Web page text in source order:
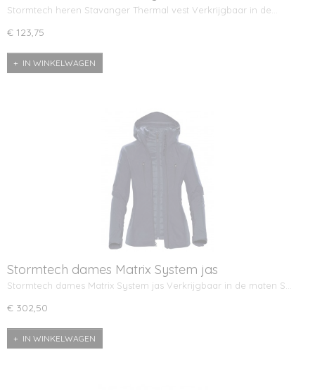
Stormtech heren Stavanger Thermal vest Verkrijgbaar in de…
€ 123,75
IN WINKELWAGEN
Stormtech dames Matrix System jas
Stormtech dames Matrix System jas Verkrijgbaar in de maten S…
€ 302,50
IN WINKELWAGEN